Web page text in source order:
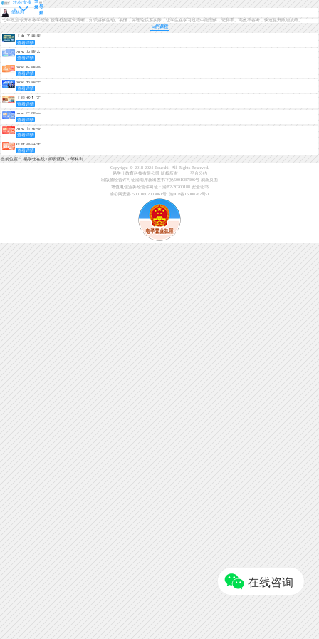
转本/专接
本
登
录导
航
邹林利
擅长科目：政治
七年政治专升本教学经验 授课框架逻辑清晰，知识讲解生动、易懂，并理论联系实际，让学生在学习过程中能理解，记得牢。高效率备考，快速提升政治成绩。
ta的课程
【电子题库
+视频解析】
江西专升本
2021-2024年
真题试卷
（英语+政治
+信息技术）
查看详情
2026内蒙古
专升本免费
体验课
查看详情
2026新疆专
升本免费体
验课（语文
+政治）
查看详情
2026内蒙古
专升本考情
分析+备考指
南
查看详情
【现货】正
版新疆专升
本指定教材
赠送电子题
库
查看详情
2026江西专
升本基础录
播课【公共
课/专业课】
查看详情
2026山东专
升本基础录
查看详情
福建专升本
免费体验课
查看详情
当前位置：易学仕在线> 师资团队 > 邹林利
Copyright © 2018-2024 Exueshi. All Rights Reserved.
易学仕教育科技有限公司 版权所有
平台公约
出版物经营许可证渝南岸新出发书字第5001087306号 刷新页面
增值电信业务经营许可证：渝B2-20200188 安全证书
渝公网安备 50010802003061号
渝ICP备15008282号-1